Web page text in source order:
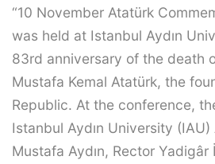
“10 November Atatürk
was held at Istanbul Aydın
83rd anniversary of the death
Mustafa Kemal Atatürk, the
Republic. At the conference,
Istanbul Aydın University (IAU)
Mustafa Aydın, Rector